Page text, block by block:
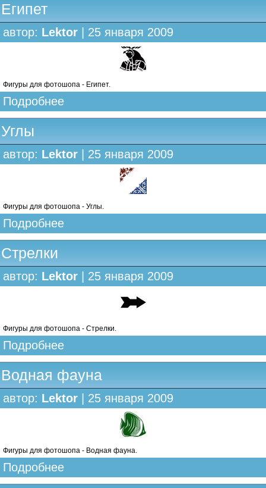
Египет
автор: Lektor | 25 января 2009
Фигуры для фотошопа - Египет.
Подробнее
Углы
автор: Lektor | 25 января 2009
Фигуры для фотошопа - Углы.
Подробнее
Стрелки
автор: Lektor | 25 января 2009
Фигуры для фотошопа - Стрелки.
Подробнее
Водная фауна
автор: Lektor | 25 января 2009
Фигуры для фотошопа - Водная фауна.
Подробнее